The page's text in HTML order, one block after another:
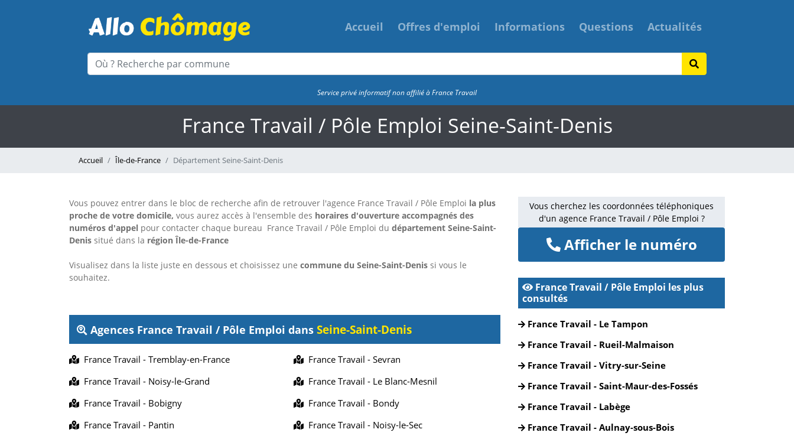
Accueil Offres d'emploi Informations Questions Actualités
Service privé informatif non affilié à France Travail
France Travail / Pôle Emploi Seine-Saint-Denis
Accueil Île-de-France Département Seine-Saint-Denis
Vous pouvez entrer dans le bloc de recherche afin de retrouver l'agence France Travail / Pôle Emploi la plus
proche de votre domicile, vous aurez accès à l'ensemble des horaires d'ouverture accompagnés des
numéros d'appel pour contacter chaque bureau France Travail / Pôle Emploi du département Seine-Saint-
Denis situé dans la région Île-de-France
Visualisez dans la liste juste en dessous et choisissez une commune du Seine-Saint-Denis si vous le
souhaitez.
Agences France Travail / Pôle Emploi dans Seine-Saint-Denis
France Travail - Tremblay-en-France
France Travail - Sevran
France Travail - Noisy-le-Grand
France Travail - Le Blanc-Mesnil
France Travail - Bobigny
France Travail - Bondy
France Travail - Pantin
France Travail - Noisy-le-Sec
Vous cherchez les coordonnées téléphoniques
d'un agence France Travail / Pôle Emploi ?
Afficher le numéro
France Travail / Pôle Emploi les plus
consultés
France Travail - Le Tampon
France Travail - Rueil-Malmaison
France Travail - Vitry-sur-Seine
France Travail - Saint-Maur-des-Fossés
France Travail - Labège
France Travail - Aulnay-sous-Bois